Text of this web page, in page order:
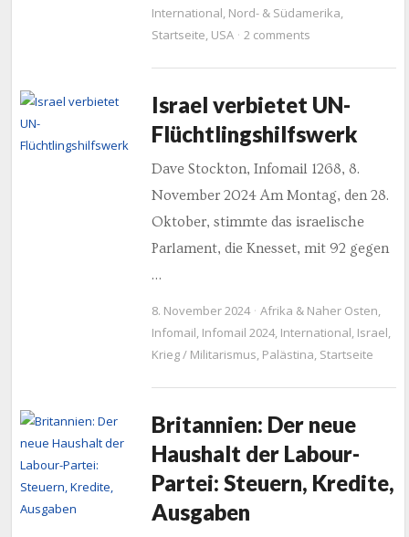
International, Nord- & Südamerika,
Startseite, USA 2 comments
Israel verbietet UN-
Flüchtlingshilfswerk
Dave Stockton, Infomail 1268, 8.
November 2024 Am Montag, den 28.
Oktober, stimmte das israelische
Parlament, die Knesset, mit 92 gegen
…
8. November 2024 Afrika & Naher Osten,
Infomail, Infomail 2024, International, Israel,
Krieg / Militarismus, Palästina, Startseite
Britannien: Der neue
Haushalt der Labour-
Partei: Steuern, Kredite,
Ausgaben